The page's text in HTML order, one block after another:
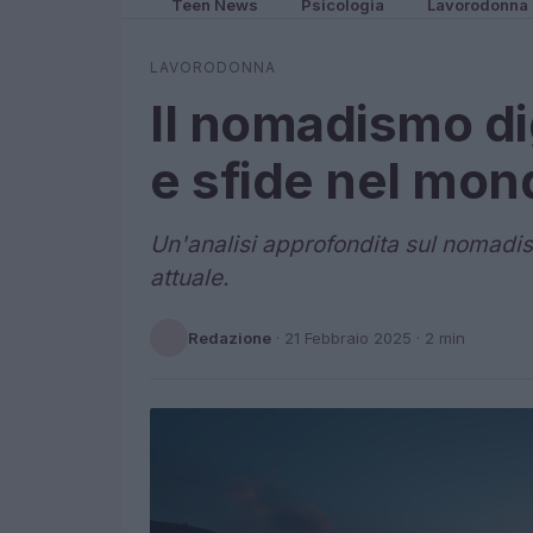
Teen News Psicologia Lavorodonna
LAVORODONNA
Il nomadismo
e sfide nel
Un'analisi approfondita sul
attuale.
Redazione · 21 Febbraio 2025 · 2 min